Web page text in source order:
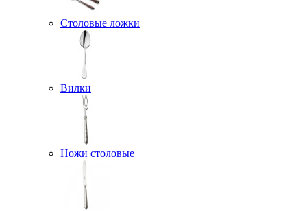
Столовые ложки
Вилки
Ножи столовые